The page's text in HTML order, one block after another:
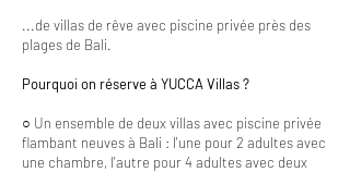
...de villas de rêve avec piscine privée près des
plages de Bali.
Pourquoi on réserve à YUCCA Villas ?
○ Un ensemble de deux villas avec piscine privée
flambant neuves à Bali : l'une pour 2 adultes avec
une chambre, l'autre pour 4 adultes avec deux